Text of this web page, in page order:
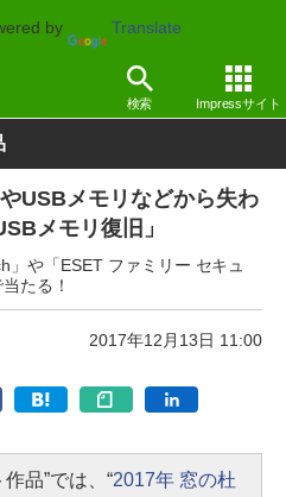
by Translate
検索 Impressサイト
USBメモリなどから失わ
メモリ復旧」
や「ESET ファミリー セキュ
たる！
2017年12月13日 11:00
品”では、“2017年 窓の杜